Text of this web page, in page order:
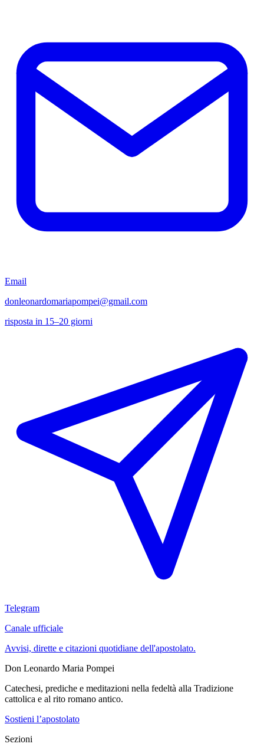
Email
donleonardomariapompei@gmail.com
risposta in 15–20 giorni
Telegram
Canale ufficiale
Avvisi, dirette e citazioni quotidiane dell'apostolato.
Don Leonardo Maria Pompei
Catechesi, prediche e meditazioni nella fedeltà alla Tradizione
cattolica e al rito romano antico.
Sostieni l’apostolato
Sezioni